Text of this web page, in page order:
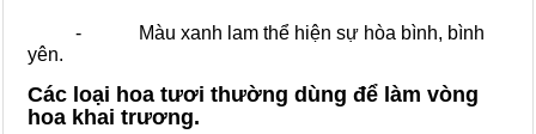
- Màu xanh lam thể hiện sự hòa bình, bình
yên.
Các loại hoa tươi thường dùng để làm vòng
hoa khai trương.